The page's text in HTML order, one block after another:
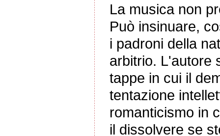
La musica non
Può insinuare,
i padroni della
arbitrio. L'autore
tappe in cui il
tentazione
romanticismo in
il dissolvere se